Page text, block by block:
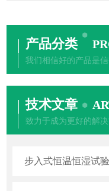
产品分类
我们相信好的产品是信
技术文章
致力于成为更好的解决
步入式恒温恒湿试